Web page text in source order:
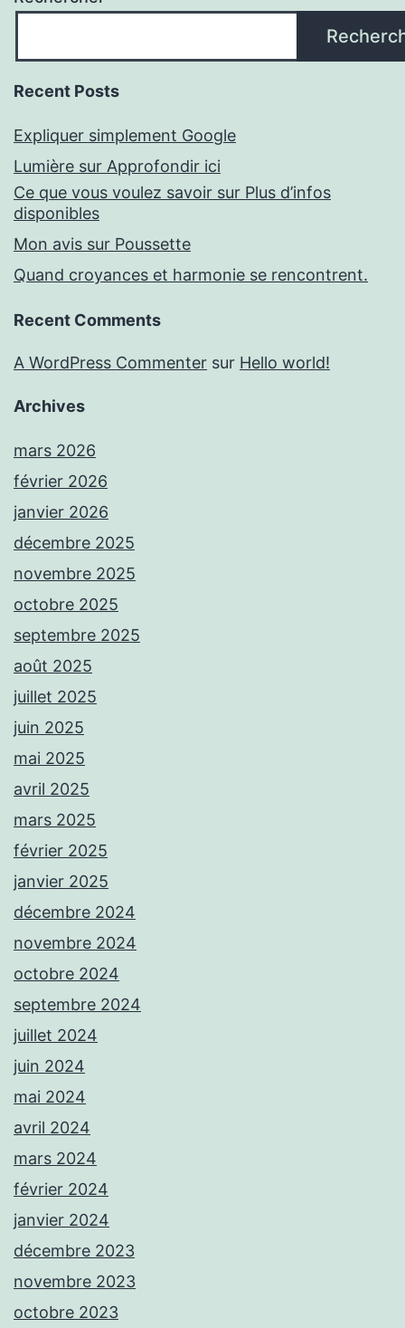
Recent Posts
Expliquer simplement Google
Lumière sur Approfondir ici
Ce que vous voulez savoir sur Plus d’infos
disponibles
Mon avis sur Poussette
Quand croyances et harmonie se rencontrent.
Recent Comments
A WordPress Commenter sur Hello world!
Archives
mars 2026
février 2026
janvier 2026
décembre 2025
novembre 2025
octobre 2025
septembre 2025
août 2025
juillet 2025
juin 2025
mai 2025
avril 2025
mars 2025
février 2025
janvier 2025
décembre 2024
novembre 2024
octobre 2024
septembre 2024
juillet 2024
juin 2024
mai 2024
avril 2024
mars 2024
février 2024
janvier 2024
décembre 2023
novembre 2023
octobre 2023